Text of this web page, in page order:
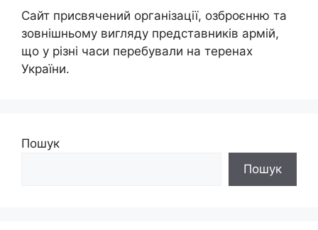
Сайт присвячений організації, озброєнню та
зовнішньому вигляду представників армій,
що у різні часи перебували на теренах
України.
Пошук
Пошук